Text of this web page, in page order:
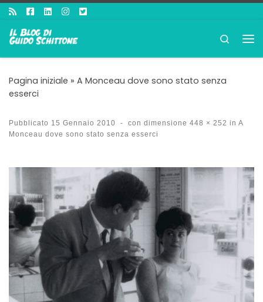
Passa al contenuto
Search
Pagina iniziale » A Monceau dove sono stato senza
esserci
Pubblicato 15 Gennaio 2010 - con dimensione 448 × 252 in A
Monceau dove sono stato senza esserci
Navigazione immagini